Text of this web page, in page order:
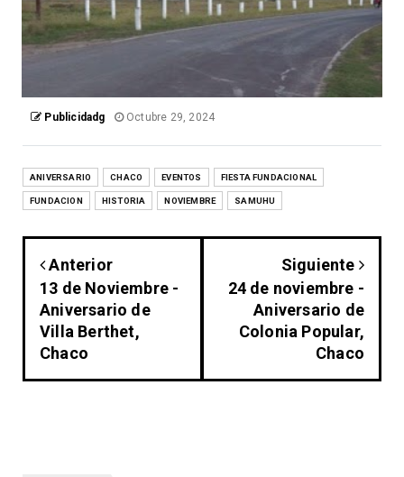
Publicidadg Octubre 29, 2024
ANIVERSARIO CHACO EVENTOS FIESTA FUNDACIONAL
FUNDACION HISTORIA NOVIEMBRE SAMUHU
Anterior
13 de Noviembre -
Aniversario de
Villa Berthet,
Chaco
Siguiente
24 de noviembre -
Aniversario de
Colonia Popular,
Chaco